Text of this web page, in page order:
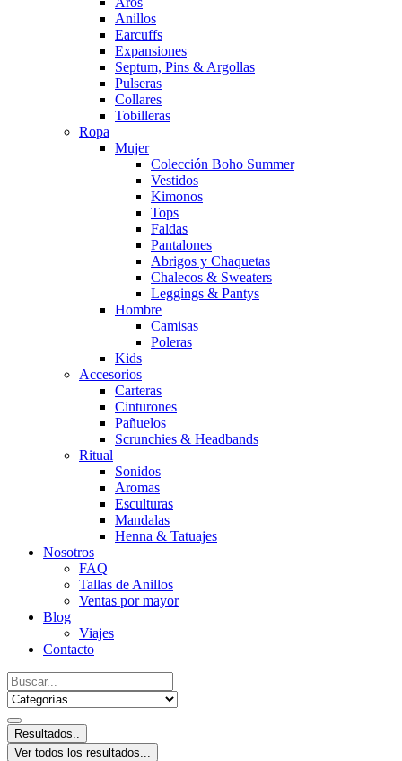
Anillos
Earcuffs
Expansiones
Septum, Pins & Argollas
Pulseras
Collares
Tobilleras
Ropa
Mujer
Colección Boho Summer
Vestidos
Kimonos
Tops
Faldas
Pantalones
Abrigos y Chaquetas
Chalecos & Sweaters
Leggings & Pantys
Hombre
Camisas
Poleras
Kids
Accesorios
Carteras
Cinturones
Pañuelos
Scrunchies & Headbands
Ritual
Sonidos
Aromas
Esculturas
Mandalas
Henna & Tatuajes
Nosotros
FAQ
Tallas de Anillos
Ventas por mayor
Blog
Viajes
Contacto
Resultados..
Ver todos los resultados...